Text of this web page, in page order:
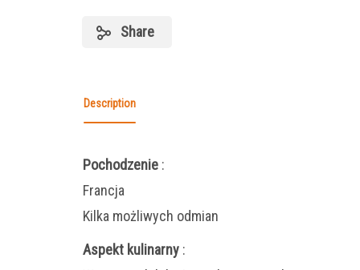
Share
Description
Pochodzenie :
Francja
Kilka możliwych odmian
Aspekt kulinarny :